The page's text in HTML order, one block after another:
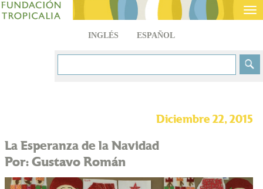
INGLÉS ESPAÑOL
Diciembre 22, 2015
La Esperanza de la Navidad
Por: Gustavo Román